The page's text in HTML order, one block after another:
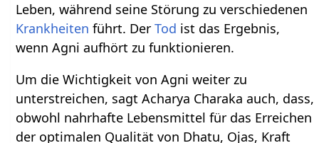
Leben, während seine Störung zu verschiedenen
Krankheiten führt. DerTod ist das Ergebnis,
wenn Agni aufhört zu funktionieren.
Um die Wichtigkeit von Agni weiter zu
unterstreichen, sagt Acharya Charaka auch, dass,
obwohl nahrhafte Lebensmittel für das Erreichen
der optimalen Qualität von Dhatu, Ojas, Kraft